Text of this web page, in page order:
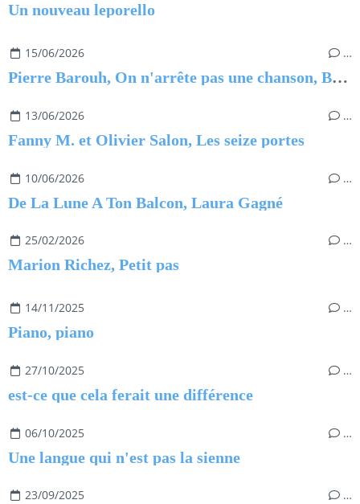
Un nouveau leporello
15/06/2026 …
Pierre Barouh, On n'arrête pas une chanson, Benjamin Barouh
13/06/2026 …
Fanny M. et Olivier Salon, Les seize portes
10/06/2026 …
De La Lune A Ton Balcon, Laura Gagné
25/02/2026 …
Marion Richez, Petit pas
14/11/2025 …
Piano, piano
27/10/2025 …
est-ce que cela ferait une différence
06/10/2025 …
Une langue qui n'est pas la sienne
23/09/2025 …